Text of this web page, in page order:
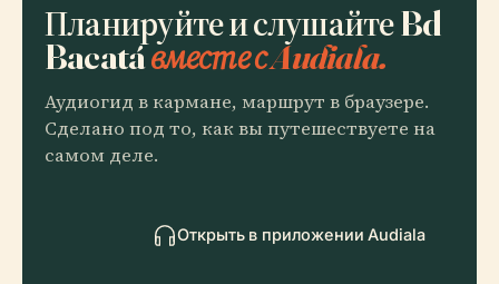
Планируйте и слушайте Bd
Bacatáвместе с Audiala.
Аудиогид в кармане, маршрут в браузере.
Сделано под то, как вы путешествуете на
самом деле.
Открыть в приложении Audiala